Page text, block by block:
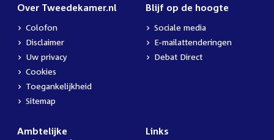
Over Tweedekamer.nl
Colofon
Disclaimer
Uw privacy
Cookies
Toegankelijkheid
Sitemap
Blijf op de hoogte
Sociale media
E-mailattenderingen
Debat Direct
Ambtelijke
Links